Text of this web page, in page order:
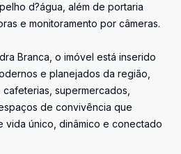
d?água, além de portaria
e monitoramento por câmeras.
Branca, o imóvel está inserido
e planejados da região,
supermercados,
de convivência que
vida único, dinâmico e conectado